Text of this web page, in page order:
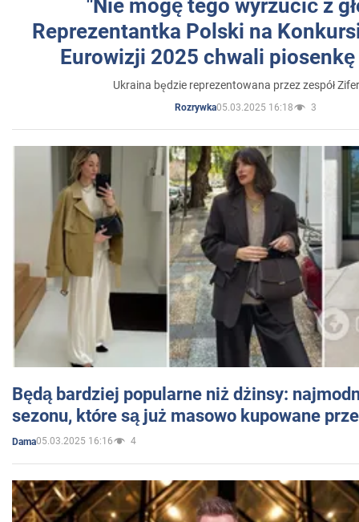
"Nie mogę tego wyrzucić z
Reprezentantka Polski na
Eurowizji 2025 chwali
Ukraina będzie reprezentowana przez zespół
Rozrywka05.03.2025 16:18 3
Będą bardziej popularne niż dżinsy:
sezonu, które są już masowo kupowane
Dama05.03.2025 16:16 4